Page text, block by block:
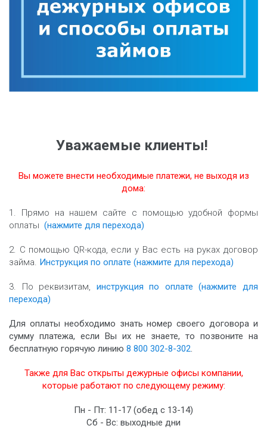
Уважаемые клиенты!
Вы можете внести необходимые платежи, не выходя из
дома:
1. Прямо на нашем сайте с помощью удобной формы
оплаты (нажмите для перехода)
2. С помощью QR-кода, если у Вас есть на руках договор
займа. Инструкция по оплате (нажмите для перехода)
3. По реквизитам, инструкция по оплате (нажмите для
перехода)
Для оплаты необходимо знать номер своего договора и
сумму платежа, если Вы их не знаете, то позвоните на
бесплатную горячую линию 8 800 302-8-302.
Также для Вас открыты дежурные офисы компании,
которые работают по следующему режиму:
Пн - Пт: 11-17 (обед с 13-14)
Сб - Вс: выходные дни